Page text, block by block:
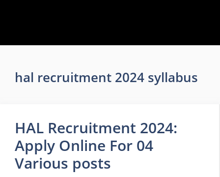
hal recruitment 2024 syllabus
HAL Recruitment 2024:
Apply Online For 04
Various posts